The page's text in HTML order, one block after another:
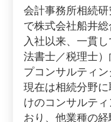
会計事務所相続
で株式会社船井総
入社以来、一貫
法書士／税理士
プコンサルティン
現在は相続分野
けのコンサルテ
おり、他業種の